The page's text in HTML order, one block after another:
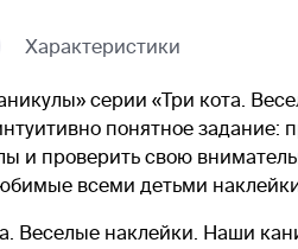
Характеристики
серии «Три кота.
понятное задание:
и проверить свою
всеми детьми
Веселые наклейки. Наши